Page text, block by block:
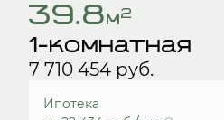
39.8м2
1-комнатная
7 710 454 руб.
Ипотека